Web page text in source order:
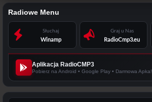
Radiowe Menu
Słuchaj
Winamp
Graj u Nas
RadioCmp3.eu
Aplikacja RadioCMP3
Pobierz na Android • Google Play • Darmowa Apka!